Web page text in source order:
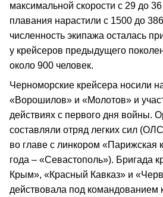
максимальной скорости с 29 до
плавания нарастили с 1500 до
численность экипажа осталась
у крейсеров предыдущего
около 900 человек.
Черноморские крейсера носили
«Ворошилов» и «Молотов» и
действиях с первого дня войны.
составляли отряд легких сил
во главе с линкором «Парижская
года – «Севастополь»). Бригада
Крым», «Красный Кавказ» и
действовала под командованием